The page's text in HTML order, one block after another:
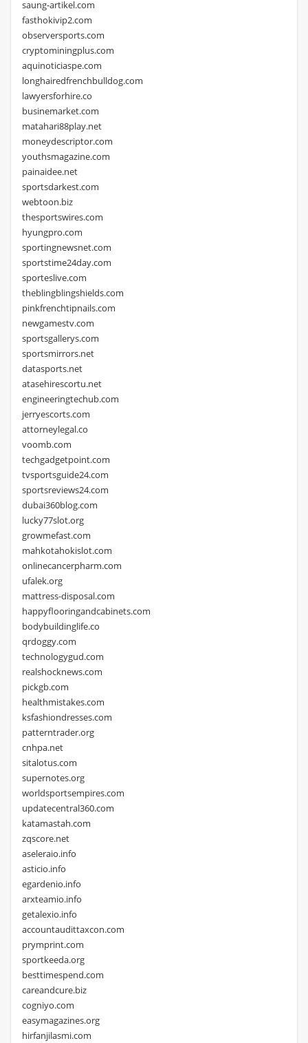
saung-artikel.com
fasthokivip2.com
observersports.com
cryptominingplus.com
aquinoticiaspe.com
longhairedfrenchbulldog.com
lawyersforhire.co
businemarket.com
matahari88play.net
moneydescriptor.com
youthsmagazine.com
painaidee.net
sportsdarkest.com
webtoon.biz
thesportswires.com
hyungpro.com
sportingnewsnet.com
sportstime24day.com
sporteslive.com
theblingblingshields.com
pinkfrenchtipnails.com
newgamestv.com
sportsgallerys.com
sportsmirrors.net
datasports.net
atasehirescortu.net
engineeringtechub.com
jerryescorts.com
attorneylegal.co
voomb.com
techgadgetpoint.com
tvsportsguide24.com
sportsreviews24.com
dubai360blog.com
lucky77slot.org
growmefast.com
mahkotahokislot.com
onlinecancerpharm.com
ufalek.org
mattress-disposal.com
happyflooringandcabinets.com
bodybuildinglife.co
qrdoggy.com
technologygud.com
realshocknews.com
pickgb.com
healthmistakes.com
ksfashiondresses.com
patterntrader.org
cnhpa.net
sitalotus.com
supernotes.org
worldsportsempires.com
updatecentral360.com
katamastah.com
zqscore.net
aseleraio.info
asticio.info
egardenio.info
arxteamio.info
getalexio.info
accountaudittaxcon.com
prymprint.com
sportkeeda.org
besttimespend.com
careandcure.biz
cogniyo.com
easymagazines.org
hirfanjilasmi.com